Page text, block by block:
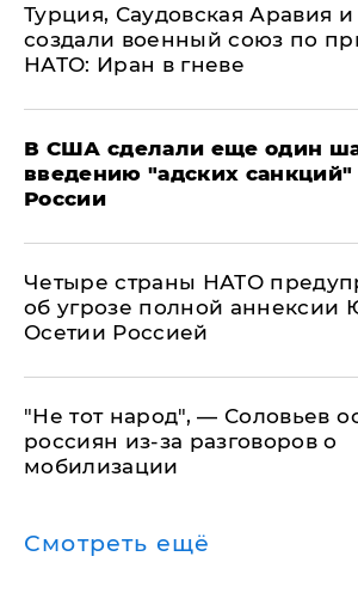
Турция, Саудовская Аравия и
создали военный союз по
НАТО: Иран в гневе
В США сделали еще один
введению "адских санкций"
России
Четыре страны НАТО
об угрозе полной аннексии
Осетии Россией
​"Не тот народ", — Соловьев
россиян из-за разговоров о
мобилизации
Смотреть ещё